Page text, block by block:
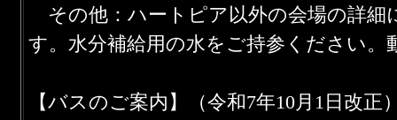
その他：ハートピア以外の会場の詳細
す。水分補給用の水をご持参ください
【バスのご案内】（令和7年10月1日改正